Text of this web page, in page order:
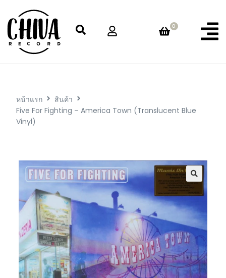
0
หน้าแรก
สินค้า
Five For Fighting – America Town (Translucent Blue
Vinyl)